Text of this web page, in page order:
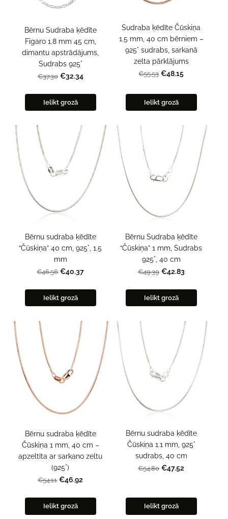
Bērnu Sudraba ķēdīte
Figaro 1.8 mm 45 cm,
dimantu apstrādājums,
Sudrabs 925°
€37.30 €32.34
Ielikt grozā
Sudraba ķēdīte Čūskiņa
1.5 mm, 40 cm bērniem –
925° sudrabs, sarkanā
zelta pārklājums
€55.53 €48.15
Ielikt grozā
Bērnu sudraba ķēdīte
“Čūskiņa” 40 cm, 925°, 1.5
mm
€46.56 €40.37
Ielikt grozā
Bērnu Sudraba ķēdīte
“Čūskiņa” 1 mm, Sudrabs
925°, 40 cm
€49.39 €42.83
Ielikt grozā
Bērnu sudraba ķēdīte
Čūskiņa 1 mm, 40 cm –
apzeltīta ar sarkano zeltu
(925°)
€54.11 €46.92
Ielikt grozā
Bērnu sudraba ķēdīte
Čūskiņa 1.1 mm, 925°
sudrabs, 40 cm
€54.80 €47.52
Ielikt grozā